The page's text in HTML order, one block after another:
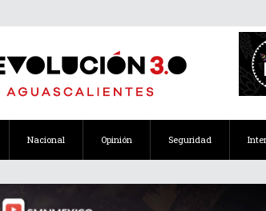
Nacional Opinión Seguridad